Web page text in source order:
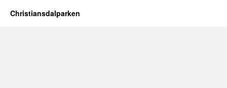
Christiansdalparken